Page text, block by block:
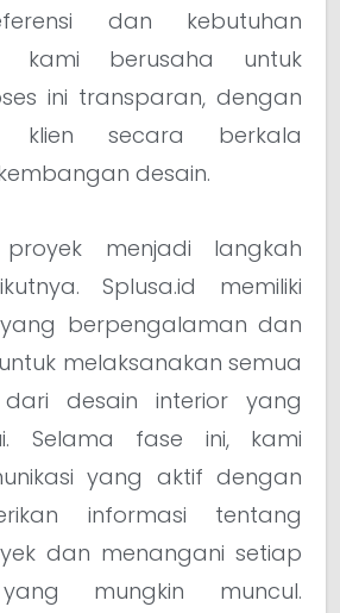
dan kebutuhan
kami berusaha untuk
ini transparan, dengan
klien secara berkala
desain.
proyek menjadi langkah
Splusa.id memiliki
berpengalaman dan
melaksanakan semua
desain interior yang
Selama fase ini, kami
yang aktif dengan
informasi tentang
dan menangani setiap
mungkin muncul.